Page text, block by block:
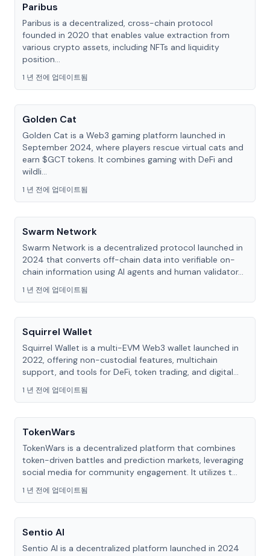
Paribus
Paribus is a decentralized, cross-chain protocol
founded in 2020 that enables value extraction from
various crypto assets, including NFTs and liquidity
position...
1 년 전에 업데이트됨
Golden Cat
Golden Cat is a Web3 gaming platform launched in
September 2024, where players rescue virtual cats and
earn $GCT tokens. It combines gaming with DeFi and
wildli...
1 년 전에 업데이트됨
Swarm Network
Swarm Network is a decentralized protocol launched in
2024 that converts off-chain data into verifiable on-
chain information using AI agents and human validator...
1 년 전에 업데이트됨
Squirrel Wallet
Squirrel Wallet is a multi-EVM Web3 wallet launched in
2022, offering non-custodial features, multichain
support, and tools for DeFi, token trading, and digital...
1 년 전에 업데이트됨
TokenWars
TokenWars is a decentralized platform that combines
token-driven battles and prediction markets, leveraging
social media for community engagement. It utilizes t...
1 년 전에 업데이트됨
Sentio AI
Sentio AI is a decentralized platform launched in 2024